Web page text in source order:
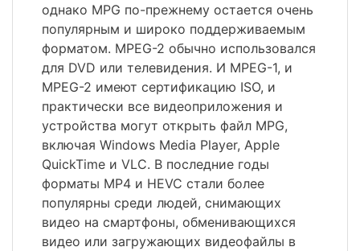
однако MPG по-прежнему остается очень
популярным и широко поддерживаемым
форматом. MPEG-2 обычно использовался
для DVD или телевидения. И MPEG-1, и
MPEG-2 имеют сертификацию ISO, и
практически все видеоприложения и
устройства могут открыть файл MPG,
включая Windows Media Player, Apple
QuickTime и VLC. В последние годы
форматы MP4 и HEVC стали более
популярны среди людей, снимающих
видео на смартфоны, обменивающихся
видео или загружающих видеофайлы в